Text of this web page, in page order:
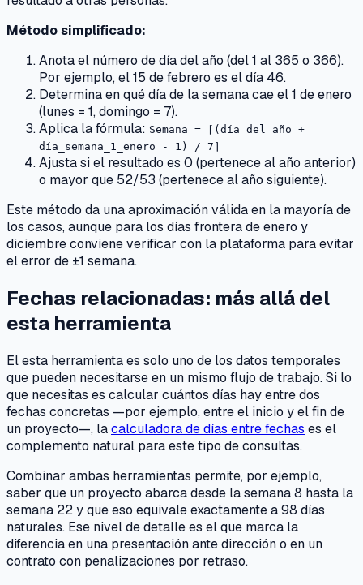
Método simplificado:
Anota el número de día del año (del 1 al 365 o 366).
Por ejemplo, el 15 de febrero es el día 46.
Determina en qué día de la semana cae el 1 de enero
(lunes = 1, domingo = 7).
Aplica la fórmula: Semana = ⌈(día_del_año +
día_semana_1_enero - 1) / 7⌉
Ajusta si el resultado es 0 (pertenece al año anterior)
o mayor que 52/53 (pertenece al año siguiente).
Este método da una aproximación válida en la mayoría de
los casos, aunque para los días frontera de enero y
diciembre conviene verificar con la plataforma para evitar
el error de ±1 semana.
Fechas relacionadas: más allá del
esta herramienta
El esta herramienta es solo uno de los datos temporales
que pueden necesitarse en un mismo flujo de trabajo. Si lo
que necesitas es calcular cuántos días hay entre dos
fechas concretas —por ejemplo, entre el inicio y el fin de
un proyecto—, lacalculadora de días entre fechas es el
complemento natural para este tipo de consultas.
Combinar ambas herramientas permite, por ejemplo,
saber que un proyecto abarca desde la semana 8 hasta la
semana 22 y que eso equivale exactamente a 98 días
naturales. Ese nivel de detalle es el que marca la
diferencia en una presentación ante dirección o en un
contrato con penalizaciones por retraso.